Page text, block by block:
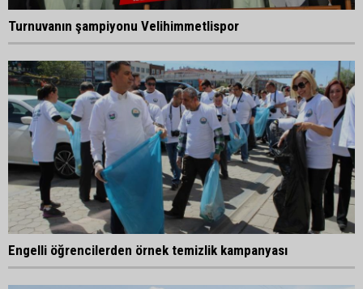
Turnuvanın şampiyonu Velihimmetlispor
Engelli öğrencilerden örnek temizlik kampanyası